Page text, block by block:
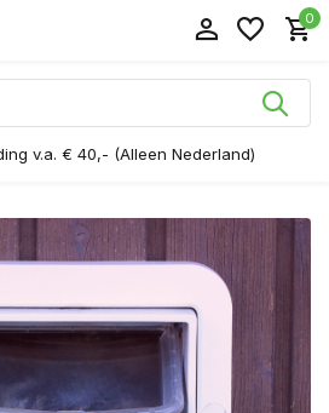
0
v.a. € 40,- (Alleen Nederland)